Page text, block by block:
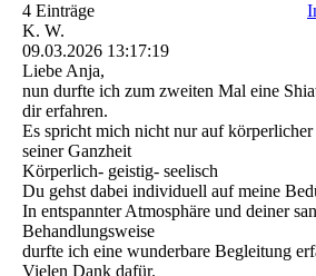
4 Einträge
K. W.
09.03.2026 13:17:19
Liebe Anja,
nun durfte ich zum zweiten Mal eine
dir erfahren.
Es spricht mich nicht nur auf
seiner Ganzheit
Körperlich- geistig- seelisch
Du gehst dabei individuell auf meine
In entspannter Atmosphäre und deiner
Behandlungsweise
durfte ich eine wunderbare Begleitung
Vielen Dank dafür.